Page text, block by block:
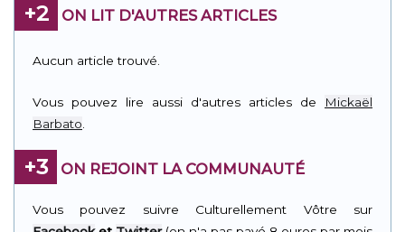
+2 ON LIT D'AUTRES ARTICLES
Aucun article trouvé.
Vous pouvez lire aussi d'autres articles de
Mickaël
Barbato.
+3 ON REJOINT LA COMMUNAUTÉ
Vous pouvez suivre Culturellement Vôtre sur